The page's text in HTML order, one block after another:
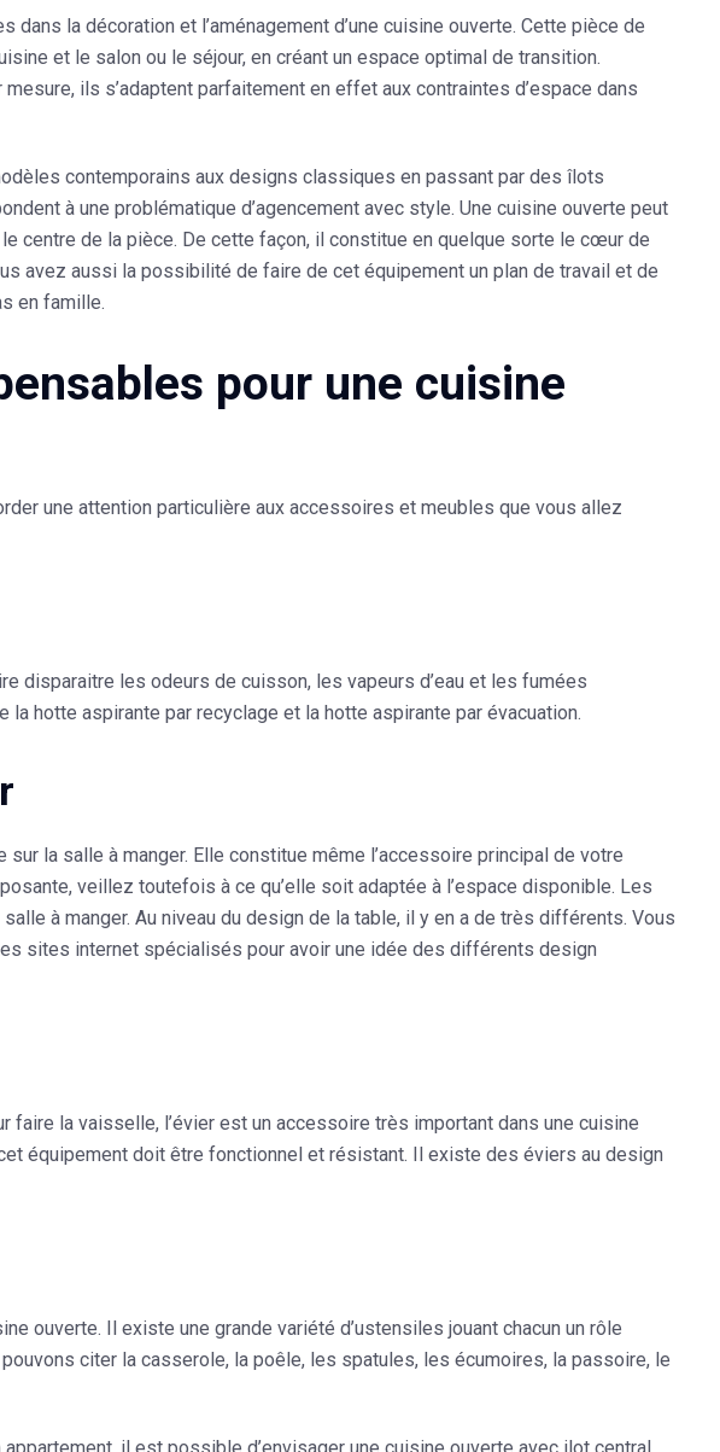
dans la décoration et l’aménagement d’une cuisine ouverte. Cette pièce de
et le salon ou le séjour, en créant un espace optimal de transition.
ils s’adaptent parfaitement en effet aux contraintes d’espace dans
contemporains aux designs classiques en passant par des îlots
à une problématique d’agencement avec style. Une cuisine ouverte peut
centre de la pièce. De cette façon, il constitue en quelque sorte le cœur de
avez aussi la possibilité de faire de cet équipement un plan de travail et de
en famille.
pour une cuisine
une attention particulière aux accessoires et meubles que vous allez
disparaitre les odeurs de cuisson, les vapeurs d’eau et les fumées
hotte aspirante par recyclage et la hotte aspirante par évacuation.
la salle à manger. Elle constitue même l’accessoire principal de votre
veillez toutefois à ce qu’elle soit adaptée à l’espace disponible. Les
à manger. Au niveau du design de la table, il y en a de très différents. Vous
sites internet spécialisés pour avoir une idée des différents design
la vaisselle, l’évier est un accessoire très important dans une cuisine
équipement doit être fonctionnel et résistant. Il existe des éviers au design
ouverte. Il existe une grande variété d’ustensiles jouant chacun un rôle
citer la casserole, la poêle, les spatules, les écumoires, la passoire, le
il est possible d’envisager une cuisine ouverte avec ilot central.